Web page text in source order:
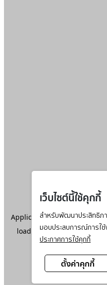
เว็บไซต์นี้ใช้คุกกี้
สำหรับพัฒนาประสิทธิภ
มอบประสบการณ์การใ
ประกาศการใช้คุกกี้
ตั้งค่าคุกกี้
Application error: aclient-
loadingwww.ktc.co.th(see